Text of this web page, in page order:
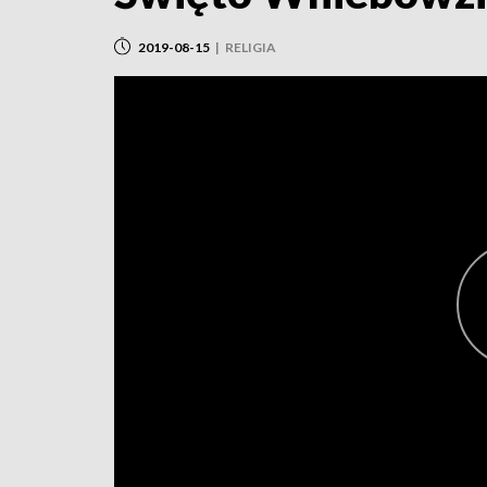
2019-08-15 | RELIGIA